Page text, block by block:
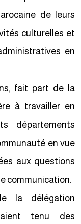
de leurs
culturelles et
en
fait part de la
à travailler en
départements
en vue
aux questions
communication.
la délégation
tenu des